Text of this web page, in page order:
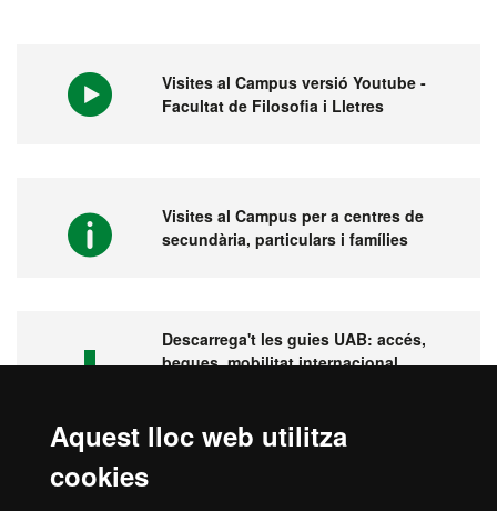
Aquest lloc web utilitza
cookies
Visites al Campus versió Youtube -
Facultat de Filosofia i Lletres
Visites al Campus per a centres de
secundària, particulars i famílies
Descarrega't les guies UAB: accés,
beques, mobilitat internacional,